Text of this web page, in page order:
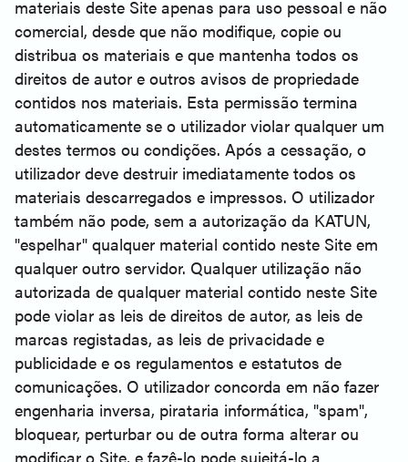
materiais deste Site apenas para uso pessoal e não
comercial, desde que não modifique, copie ou
distribua os materiais e que mantenha todos os
direitos de autor e outros avisos de propriedade
contidos nos materiais. Esta permissão termina
automaticamente se o utilizador violar qualquer um
destes termos ou condições. Após a cessação, o
utilizador deve destruir imediatamente todos os
materiais descarregados e impressos. O utilizador
também não pode, sem a autorização da KATUN,
"espelhar" qualquer material contido neste Site em
qualquer outro servidor. Qualquer utilização não
autorizada de qualquer material contido neste Site
pode violar as leis de direitos de autor, as leis de
marcas registadas, as leis de privacidade e
publicidade e os regulamentos e estatutos de
comunicações. O utilizador concorda em não fazer
engenharia inversa, pirataria informática, "spam",
bloquear, perturbar ou de outra forma alterar ou
modificar o Site, e fazê-lo pode sujeitá-lo a